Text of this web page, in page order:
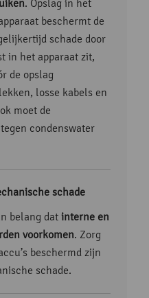
. Opslag in het
beschermt de
schade door
in het apparaat zit,
de opslag
losse kabels en
moet de
condenswater
schade
belang dat interne en
voorkomen. Zorg
beschermd zijn
schade.